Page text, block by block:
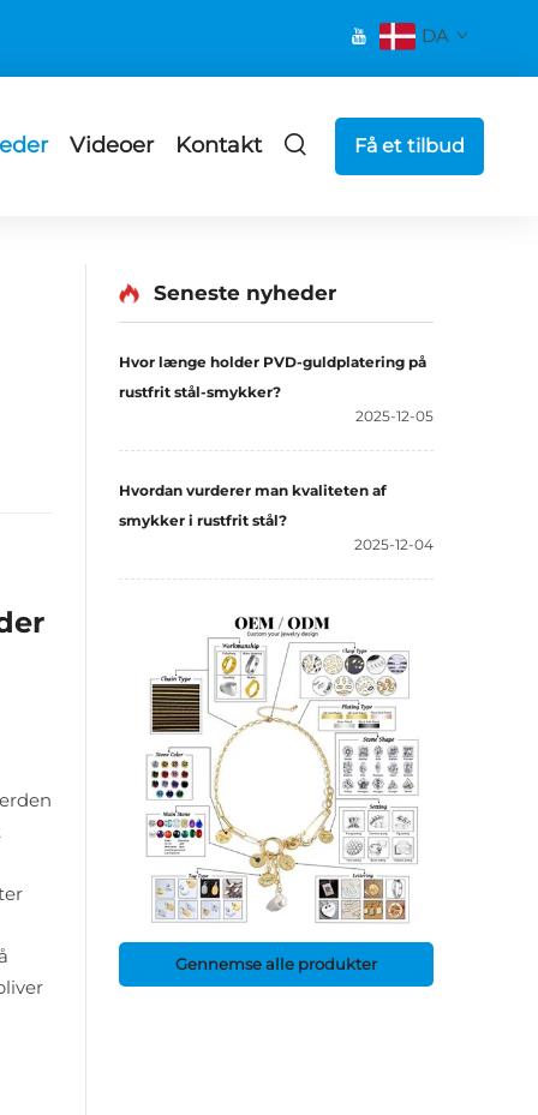
DA
Videoer Kontakt Få et tilbud
Seneste nyheder
Hvor længe holder PVD-guldplatering på
rustfrit stål-smykker?
2025-12-05
Hvordan vurderer man kvaliteten af
smykker i rustfrit stål?
2025-12-04
Gennemse alle produkter